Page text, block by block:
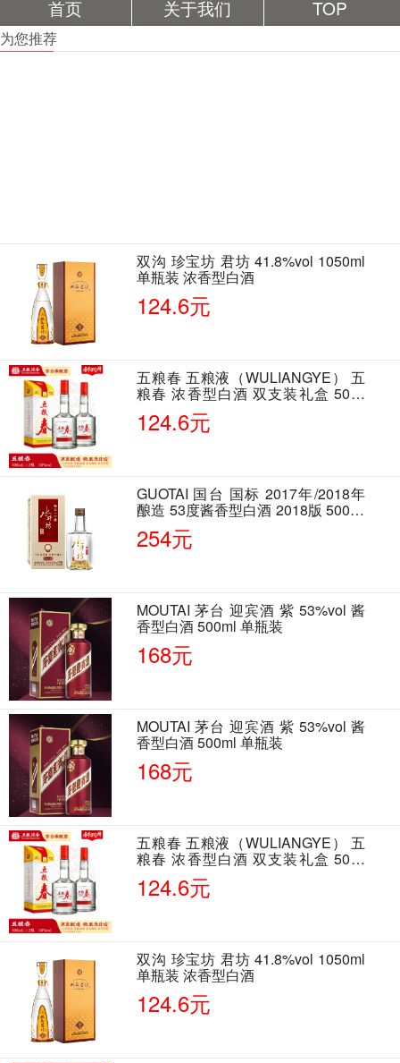
首页 关于我们 TOP
为您推荐
双沟 珍宝坊 君坊 41.8%vol 1050ml
单瓶装 浓香型白酒
124.6元
五粮春 五粮液（WULIANGYE） 五
粮春 浓香型白酒 双支装礼盒 50度
500ml*2瓶 含酒具
124.6元
GUOTAI 国台 国标 2017年/2018年
酿造 53度酱香型白酒 2018版 500ml
单瓶装
254元
MOUTAI 茅台 迎宾酒 紫 53%vol 酱
香型白酒 500ml 单瓶装
168元
MOUTAI 茅台 迎宾酒 紫 53%vol 酱
香型白酒 500ml 单瓶装
168元
五粮春 五粮液（WULIANGYE） 五
粮春 浓香型白酒 双支装礼盒 50度
500ml*2瓶 含酒具
124.6元
双沟 珍宝坊 君坊 41.8%vol 1050ml
单瓶装 浓香型白酒
124.6元